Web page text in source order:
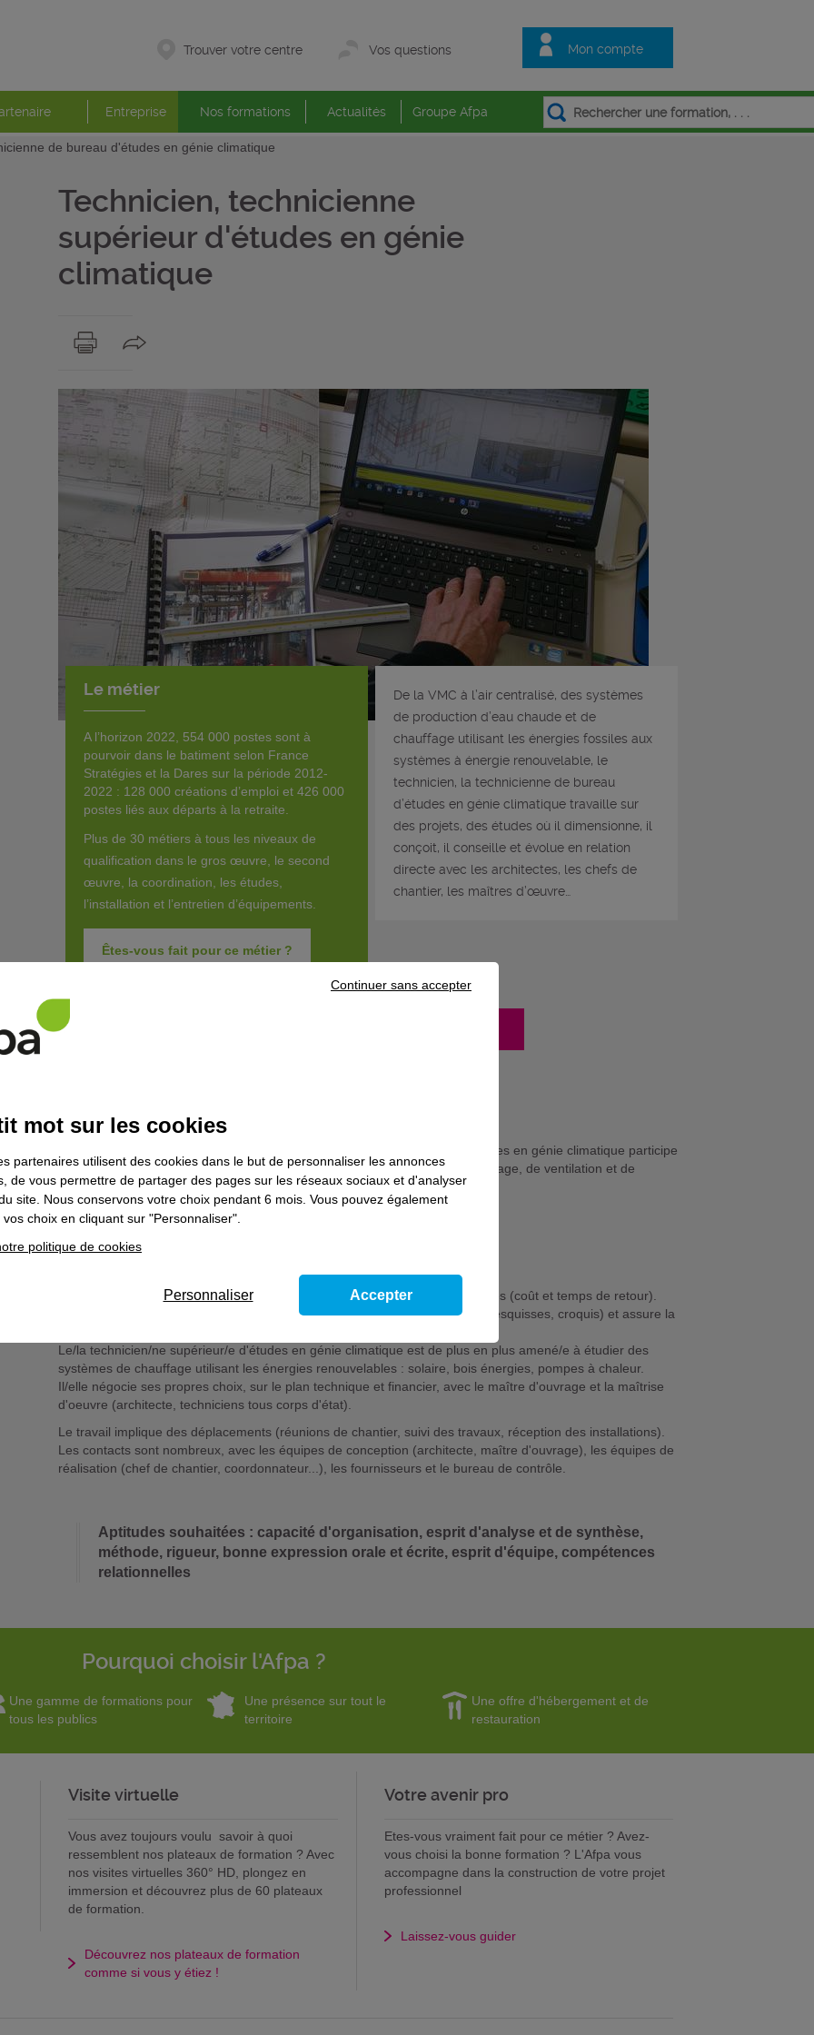
Mon compte
Trouver votre centre Vos questions
Entreprise Nos formations Actualités Groupe Afpa
de bureau d'études en génie climatique
Technicien, technicienne
supérieur d'études en génie
climatique
Le métier
A l’horizon 2022, 554 000 postes sont à
pourvoir dans le batiment selon France
Stratégies et la Dares sur la période 2012-
2022 : 128 000 créations d’emploi et 426 000
postes liés aux départs à la retraite.
Plus de 30 métiers à tous les niveaux de
qualification dans le gros œuvre, le second
œuvre, la coordination, les études,
l’installation et l’entretien d’équipements.
Êtes-vous fait pour ce métier ?
De la VMC à l’air centralisé, des systèmes
de production d’eau chaude et de
chauffage utilisant les énergies fossiles aux
systèmes à énergie renouvelable, le
technicien, la technicienne de bureau
d’études en génie climatique travaille sur
des projets, des études où il dimensionne, il
conçoit, il conseille et évolue en relation
directe avec les architectes, les chefs de
chantier, les maîtres d’œuvre…
Que fait-il concrètement ?
Au sein d'une équipe multidisciplinaire, le/la technicien/ne supérieur/e d'études en génie climatique participe
à la conception de projets concernant les installations de sanitaire, de chauffage, de ventilation et de
climatisation neuves ou anciennes.
Il/elle effectue :
- les calculs thermiques propres au bâtiment et aux installations,
- des études de prix,
- des relevés de bâtiments et d'installations existants,
- des diagnostics d'économie d'énergie comprenant des propositions chiffrées (coût et temps de retour).
Il/elle élabore les documents descriptifs, quantitatifs, graphiques (schémas, esquisses, croquis) et assure la
Le/la technicien/ne supérieur/e d'études en génie climatique est de plus en plus amené/e à étudier des
systèmes de chauffage utilisant les énergies renouvelables : solaire, bois énergies, pompes à chaleur.
Il/elle négocie ses propres choix, sur le plan technique et financier, avec le maître d'ouvrage et la maîtrise
d'oeuvre (architecte, techniciens tous corps d'état).
Le travail implique des déplacements (réunions de chantier, suivi des travaux, réception des installations).
Les contacts sont nombreux, avec les équipes de conception (architecte, maître d'ouvrage), les équipes de
réalisation (chef de chantier, coordonnateur...), les fournisseurs et le bureau de contrôle.
Aptitudes souhaitées : capacité d'organisation, esprit d'analyse et de synthèse,
méthode, rigueur, bonne expression orale et écrite, esprit d'équipe, compétences
relationnelles
Pourquoi choisir l'Afpa ?
Une gamme de formations pour
tous les publics
Une présence sur tout le
territoire
Une offre d'hébergement et de
restauration
Visite virtuelle
Vous avez toujours voulu savoir à quoi
ressemblent nos plateaux de formation ? Avec
nos visites virtuelles 360° HD, plongez en
immersion et découvrez plus de 60 plateaux
de formation.
Découvrez nos plateaux de formation
comme si vous y étiez !
Votre avenir pro
Etes-vous vraiment fait pour ce métier ? Avez-
vous choisi la bonne formation ? L'Afpa vous
accompagne dans la construction de votre projet
professionnel
Laissez-vous guider
mot sur les cookies
partenaires utilisent des cookies dans le but de personnaliser les annonces
de vous permettre de partager des pages sur les réseaux sociaux et d'analyser
site. Nous conservons votre choix pendant 6 mois. Vous pouvez également
choix en cliquant sur "Personnaliser".
politique de cookies
Continuer sans accepter
Personnaliser Accepter